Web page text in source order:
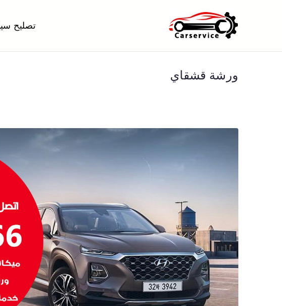
بنشر متنقل الكويت
بنشر متنقل الكويت كهرباء وبنشر تبديل تواير
تصليح
ورشة قشقاي